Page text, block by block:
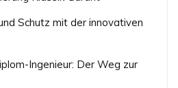
Schutz mit der innovativen
Ingenieur: Der Weg zur